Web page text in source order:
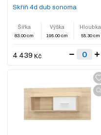
Skříň 4d dub sonoma
Šířka
83.00 cm
Výška
195.00 cm
Hloubka
55.30 cm
4 439 Kč